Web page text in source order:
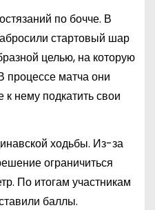
по бочче. В
стартовый шар
целью, на которую
процессе матча они
нему подкатить свои
ходьбы. Из-за
ограничиться
По итогам участникам
баллы.